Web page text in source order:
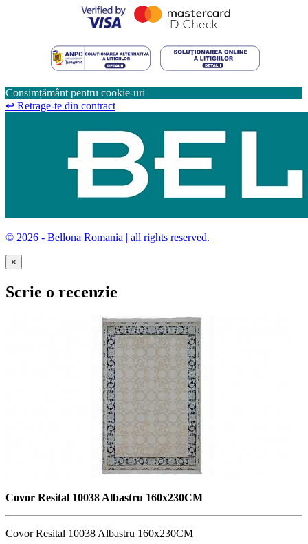
Consimțământ pentru cookie-uri
↩ Retrage-te din contract
© 2026 - Bellona Romania | all rights reserved.
×
Scrie o recenzie
Covor Resital 10038 Albastru 160x230CM
Covor Resital 10038 Albastru 160x230CM